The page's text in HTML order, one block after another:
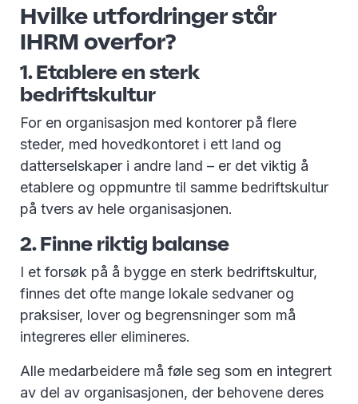
Hvilke utfordringer står
IHRM overfor?
1. Etablere en sterk
bedriftskultur
For en organisasjon med kontorer på flere
steder, med hovedkontoret i ett land og
datterselskaper i andre land – er det viktig å
etablere og oppmuntre til samme bedriftskultur
på tvers av hele organisasjonen.
2. Finne riktig balanse
I et forsøk på å bygge en sterk bedriftskultur,
finnes det ofte mange lokale sedvaner og
praksiser, lover og begrensninger som må
integreres eller elimineres.
Alle medarbeidere må føle seg som en integrert
av del av organisasjonen, der behovene deres